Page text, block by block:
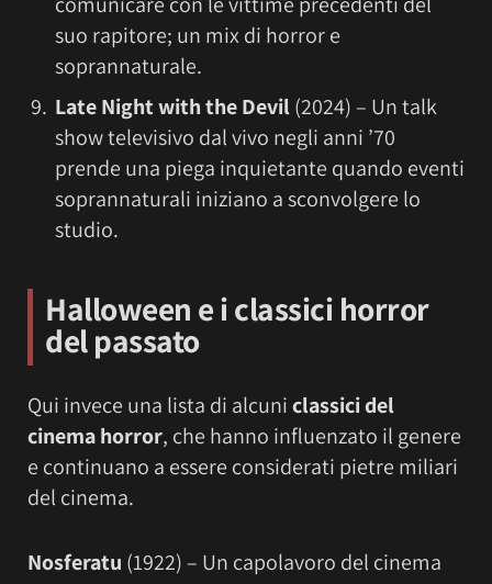
suo rapitore; un mix di horror e
soprannaturale.
Late Night with the Devil(2024) – Un talk
show televisivo dal vivo negli anni ’70
prende una piega inquietante quando eventi
soprannaturali iniziano a sconvolgere lo
studio.
Halloween e i classici horror
del passato
Qui invece una lista di alcuniclassici del
cinema horror, che hanno influenzato il genere
e continuano a essere considerati pietre miliari
del cinema.
Nosferatu (1922) – Un capolavoro del cinema